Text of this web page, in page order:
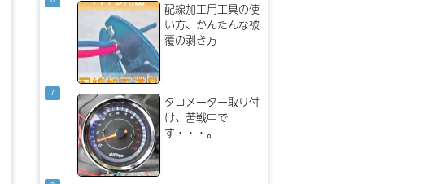
配線加工用工具の使
い方、かんたんな被
覆の剥き方
タコメーター取り付
け、苦戦中で
す・・・。